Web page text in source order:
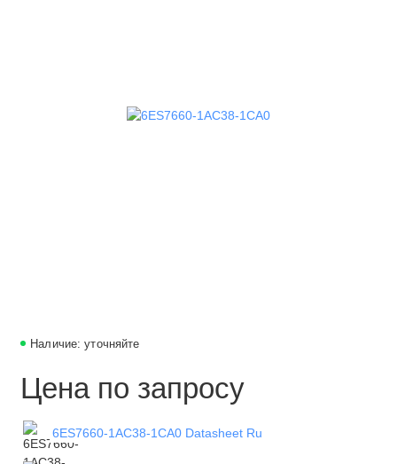
Наличие: уточняйте
Цена по запросу
6ES7660-1AC38-1CA0 Datasheet Ru